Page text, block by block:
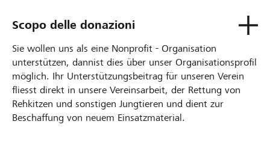
Scopo delle donazioni
Sie wollen uns als eine Nonprofit - Organisation
unterstützen, dannist dies über unser Organisationsprofil
möglich. Ihr Unterstützungsbeitrag für unseren Verein
fliesst direkt in unsere Vereinsarbeit, der Rettung von
Rehkitzen und sonstigen Jungtieren und dient zur
Beschaffung von neuem Einsatzmaterial.